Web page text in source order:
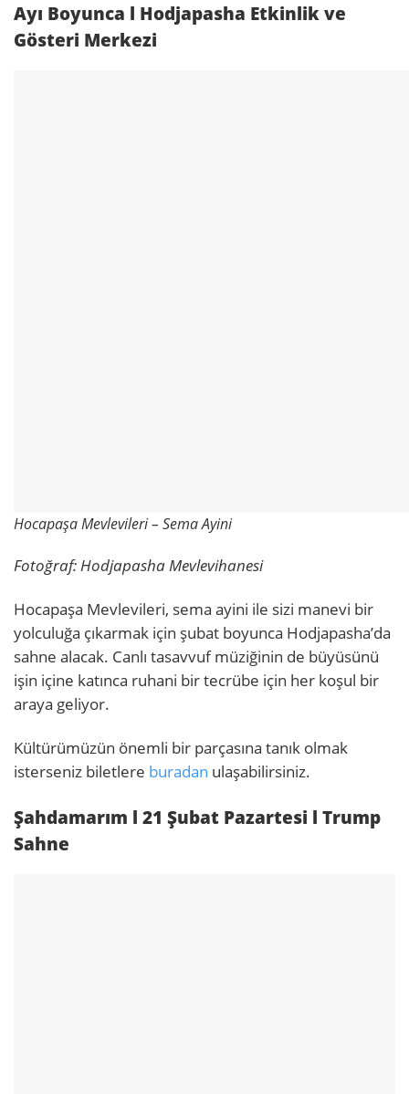
Ayı Boyunca l Hodjapasha Etkinlik ve
Gösteri Merkezi
Hocapaşa Mevlevileri – Sema Ayini
Fotoğraf: Hodjapasha Mevlevihanesi
Hocapaşa Mevlevileri, sema ayini ile sizi manevi bir
yolculuğa çıkarmak için şubat boyunca Hodjapasha’da
sahne alacak. Canlı tasavvuf müziğinin de büyüsünü
işin içine katınca ruhani bir tecrübe için her koşul bir
araya geliyor.
Kültürümüzün önemli bir parçasına tanık olmak
isterseniz biletlere buradan ulaşabilirsiniz.
Şahdamarım l 21 Şubat Pazartesi l Trump
Sahne